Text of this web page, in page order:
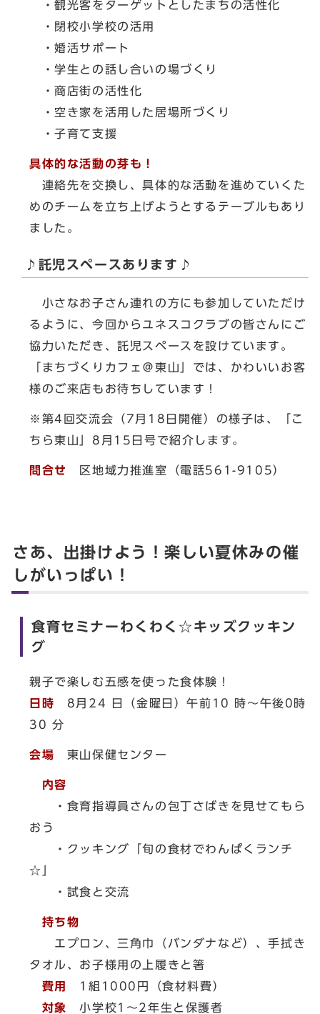
・観光客をターゲットとしたまちの活性化
・閉校小学校の活用
・婚活サポート
・学生との話し合いの場づくり
・商店街の活性化
・空き家を活用した居場所づくり
・子育て支援
具体的な活動の芽も！
連絡先を交換し、具体的な活動を進めていくた
めのチームを立ち上げようとするテーブルもあり
ました。
♪託児スペースあります♪
小さなお子さん連れの方にも参加していただけ
るように、今回からユネスコクラブの皆さんにご
協力いただき、託児スペースを設けています。
「まちづくりカフェ＠東山」では、かわいいお客
様のご来店もお待ちしています！
※第4回交流会（7月18日開催）の様子は、「こ
ちら東山」8月15日号で紹介します。
問合せ 区地域力推進室（電話561-9105）
さあ、出掛けよう！楽しい夏休みの催
しがいっぱい！
食育セミナーわくわく☆キッズクッキン
グ
親子で楽しむ五感を使った食体験！
日時 8月24 日（金曜日）午前10 時～午後0時
30 分
会場 東山保健センター
内容
・食育指導員さんの包丁さばきを見せてもら
おう
・クッキング「旬の食材でわんぱくランチ
☆」
・試食と交流
持ち物
エプロン、三角巾（バンダナなど）、手拭き
タオル、お子様用の上履きと箸
費用
1組1000円（食材料費）
対象
小学校1～2年生と保護者